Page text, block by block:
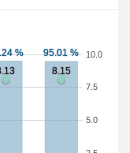
5.0
7.5
10.0